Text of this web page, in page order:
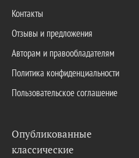
Контакты
Отзывы и предложения
Авторам и правообладателям
Политика конфиденциальности
Пользовательское соглашение
Опубликованные
классические